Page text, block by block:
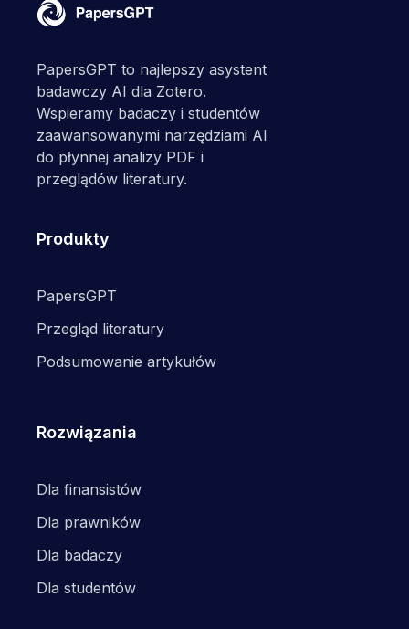
PapersGPT to najlepszy asystent
badawczy AI dla Zotero.
Wspieramy badaczy i studentów
zaawansowanymi narzędziami AI
do płynnej analizy PDF i
przeglądów literatury.
Produkty
PapersGPT
Przegląd literatury
Podsumowanie artykułów
Rozwiązania
Dla finansistów
Dla prawników
Dla badaczy
Dla studentów